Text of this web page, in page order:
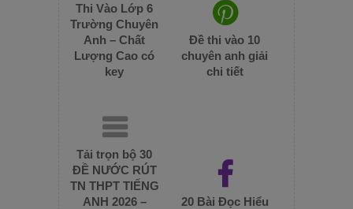
Thi Vào Lớp 6
Trường Chuyên
Anh – Chất
Lượng Cao có
key
Đề thi vào 10
chuyên anh giải
chi tiết
Tải trọn bộ 30
ĐỀ NƯỚC RÚT
TN THPT TIẾNG
ANH 2026 –
20 Bài Đọc Hiểu